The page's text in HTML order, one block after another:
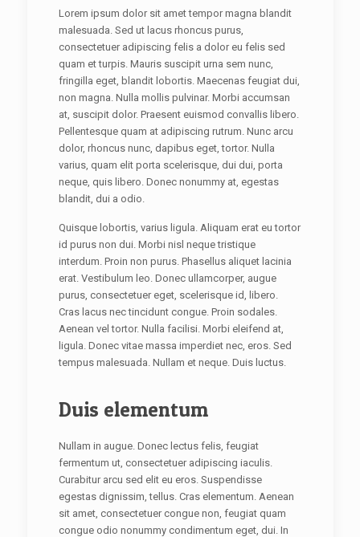
Lorem ipsum dolor sit amet tempor magna blandit
malesuada. Sed ut lacus rhoncus purus,
consectetuer adipiscing felis a dolor eu felis sed
quam et turpis. Mauris suscipit urna sem nunc,
fringilla eget, blandit lobortis. Maecenas feugiat dui,
non magna. Nulla mollis pulvinar. Morbi accumsan
at, suscipit dolor. Praesent euismod convallis libero.
Pellentesque quam at adipiscing rutrum. Nunc arcu
dolor, rhoncus nunc, dapibus eget, tortor. Nulla
varius, quam elit porta scelerisque, dui dui, porta
neque, quis libero. Donec nonummy at, egestas
blandit, dui a odio.
Quisque lobortis, varius ligula. Aliquam erat eu tortor
id purus non dui. Morbi nisl neque tristique
interdum. Proin non purus. Phasellus aliquet lacinia
erat. Vestibulum leo. Donec ullamcorper, augue
purus, consectetuer eget, scelerisque id, libero.
Cras lacus nec tincidunt congue. Proin sodales.
Aenean vel tortor. Nulla facilisi. Morbi eleifend at,
ligula. Donec vitae massa imperdiet nec, eros. Sed
tempus malesuada. Nullam et neque. Duis luctus.
Duis elementum
Nullam in augue. Donec lectus felis, feugiat
fermentum ut, consectetuer adipiscing iaculis.
Curabitur arcu sed elit eu eros. Suspendisse
egestas dignissim, tellus. Cras elementum. Aenean
sit amet, consectetuer congue non, feugiat quam
congue odio nonummy condimentum eget, dui. In